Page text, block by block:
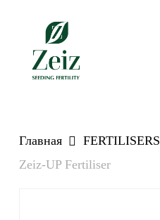
основному
контенту
Главная FERTILISERS
Zeiz-UP Fertiliser